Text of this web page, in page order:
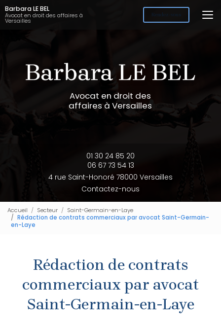
Aller
au
contenu
Barbara LE BEL
Avocat en droit des affaires à
Versailles
Rendez-vous
Avocat en droit des
affaires à Versailles
01 30 24 85 20
06 67 73 54 13
4 rue Saint-Honoré 78000 Versailles
Contactez-nous
Accueil Secteur
Saint-Germain-en-Laye
Rédaction de contrats commerciaux par avocat Saint-Germain-
en-Laye
Rédaction de contrats
commerciaux par avocat
Saint-Germain-en-Laye